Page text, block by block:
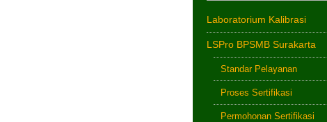
Laboratorium Kalibrasi
LSPro BPSMB Surakarta
Standar Pelayanan
Proses Sertifikasi
Permohonan Sertifikasi